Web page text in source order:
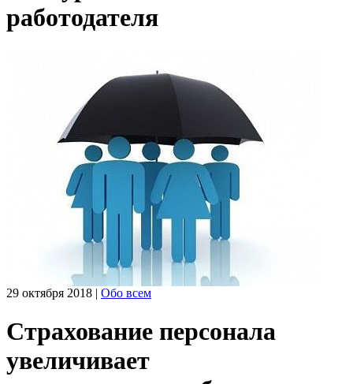
работодателя
29 октября 2018 | Обо всем
Страхование персонала
увеличивает